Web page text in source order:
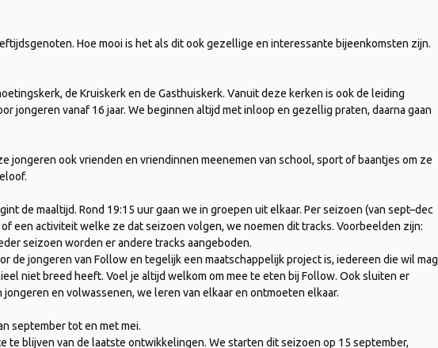
Hoe mooi is het als dit ook gezellige en interessante bijeenkomsten zijn.
de Kruiskerk en de Gasthuiskerk. Vanuit deze kerken is ook de leiding
jongeren vanaf 16 jaar. We beginnen altijd met inloop en gezellig praten, daarna gaan
jongeren ook vrienden en vriendinnen meenemen van school, sport of baantjes om ze
de maaltijd. Rond 19:15 uur gaan we in groepen uit elkaar. Per seizoen (van sept–dec
een activiteit welke ze dat seizoen volgen, we noemen dit tracks. Voorbeelden zijn:
seizoen worden er andere tracks aangeboden.
de jongeren van Follow en tegelijk een maatschappelijk project is, iedereen die wil mag
niet breed heeft. Voel je altijd welkom om mee te eten bij Follow. Ook sluiten er
en volwassenen, we leren van elkaar en ontmoeten elkaar.
september tot en met mei.
te blijven van de laatste ontwikkelingen. We starten dit seizoen op 15 september,